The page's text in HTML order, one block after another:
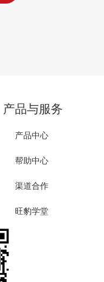
产品与服务
产品中心
帮助中心
渠道合作
旺豹学堂